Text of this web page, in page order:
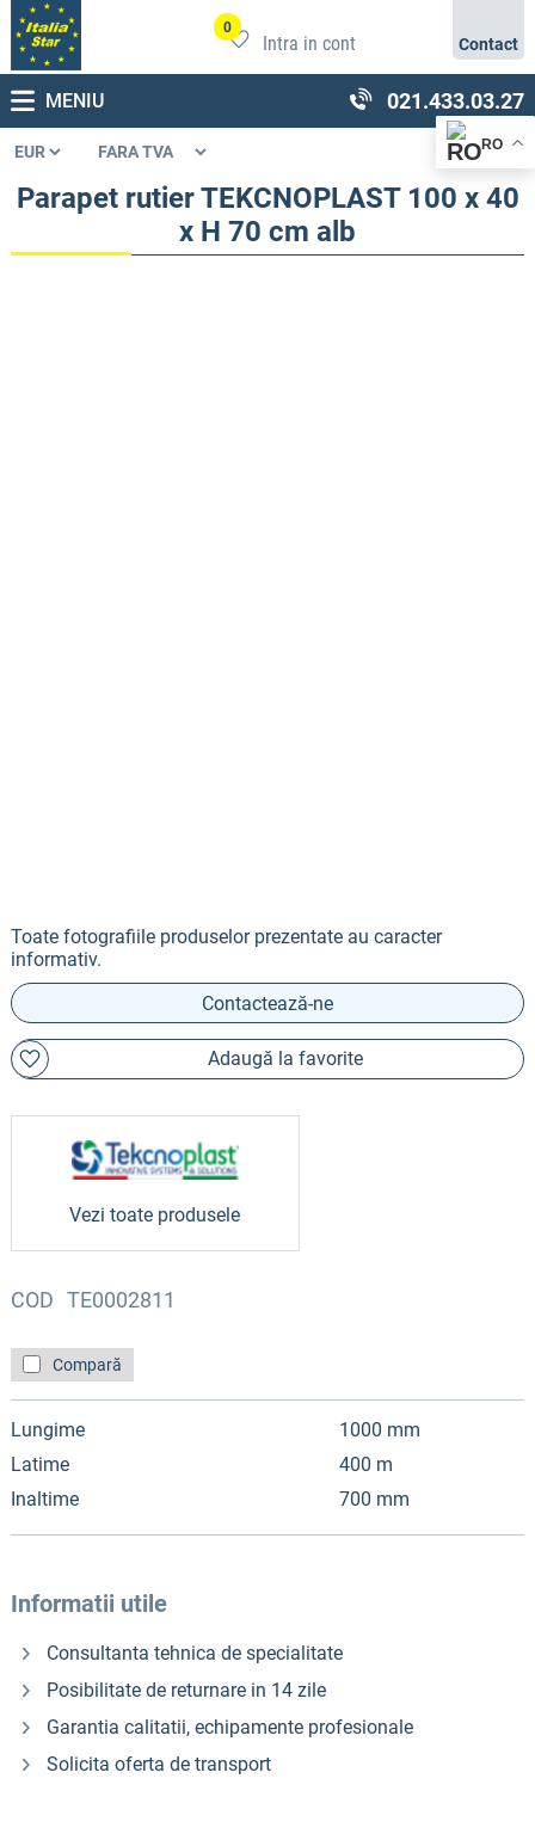
0
Intra in cont Contact
MENIU 021.433.03.27
Parapet rutier TEKCNOPLAST 100 x 40
x H 70 cm alb
Toate fotografiile produselor prezentate au caracter
informativ.
Compară
Lungime
1000 mm
Latime
400 m
Inaltime
700 mm
Informatii utile
Consultanta tehnica de specialitate
Posibilitate de returnare in 14 zile
Garantia calitatii, echipamente profesionale
Solicita oferta de transport
COD TE0002811
Contactează-ne
Adaugă la favorite
Vezi toate produsele
RO